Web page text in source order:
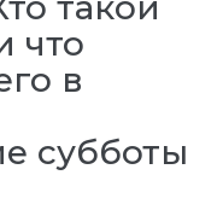
что
в
субботы